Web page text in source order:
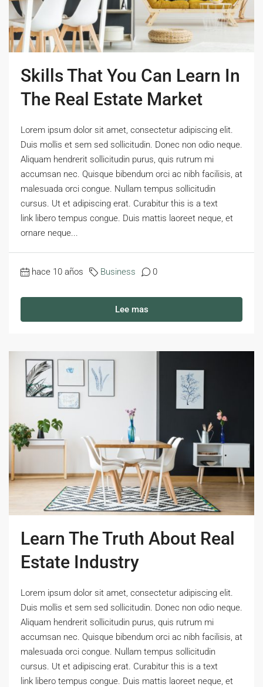
Skills That You Can Learn In
The Real Estate Market
Lorem ipsum dolor sit amet, consectetur adipiscing elit.
Duis mollis et sem sed sollicitudin. Donec non odio neque.
Aliquam hendrerit sollicitudin purus, quis rutrum mi
accumsan nec. Quisque bibendum orci ac nibh facilisis, at
malesuada orci congue. Nullam tempus sollicitudin
cursus. Ut et adipiscing erat. Curabitur this is a text
link libero tempus congue. Duis mattis laoreet neque, et
ornare neque...
hace 10 años Business 0
Lee mas
Learn The Truth About Real
Estate Industry
Lorem ipsum dolor sit amet, consectetur adipiscing elit.
Duis mollis et sem sed sollicitudin. Donec non odio neque.
Aliquam hendrerit sollicitudin purus, quis rutrum mi
accumsan nec. Quisque bibendum orci ac nibh facilisis, at
malesuada orci congue. Nullam tempus sollicitudin
cursus. Ut et adipiscing erat. Curabitur this is a text
link libero tempus congue. Duis mattis laoreet neque, et